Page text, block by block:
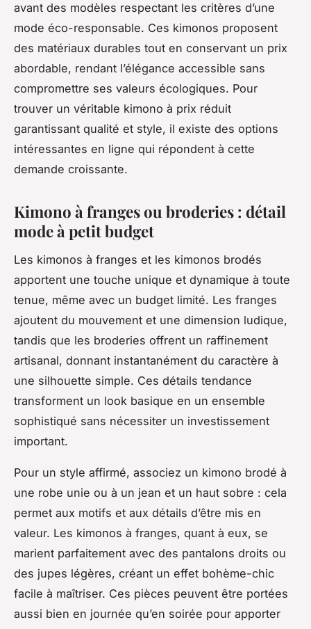
avant des modèles respectant les critères d’une
mode éco-responsable. Ces kimonos proposent
des matériaux durables tout en conservant un prix
abordable, rendant l’élégance accessible sans
compromettre ses valeurs écologiques. Pour
trouver un véritable kimono à prix réduit
garantissant qualité et style, il existe des options
intéressantes en ligne qui répondent à cette
demande croissante.
Kimono à franges ou broderies : détail
mode à petit budget
Les kimonos à franges et les kimonos brodés
apportent une touche unique et dynamique à toute
tenue, même avec un budget limité. Les franges
ajoutent du mouvement et une dimension ludique,
tandis que les broderies offrent un raffinement
artisanal, donnant instantanément du caractère à
une silhouette simple. Ces détails tendance
transforment un look basique en un ensemble
sophistiqué sans nécessiter un investissement
important.
Pour un style affirmé, associez un kimono brodé à
une robe unie ou à un jean et un haut sobre : cela
permet aux motifs et aux détails d’être mis en
valeur. Les kimonos à franges, quant à eux, se
marient parfaitement avec des pantalons droits ou
des jupes légères, créant un effet bohème-chic
facile à maîtriser. Ces pièces peuvent être portées
aussi bien en journée qu’en soirée pour apporter